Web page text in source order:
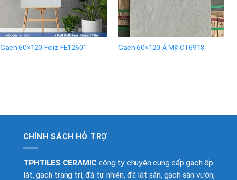
Gạch 60×120 Feliz FE12601 Gạch 60×120 Á Mỹ CT6918
CHÍNH SÁCH HỖ TRỢ
TPHTILES CERAMIC công ty chuyên cung cấp gạch ốp
lát, gạch trang trí, đá tự nhiên, đá lát sân, gạch sân vườn,